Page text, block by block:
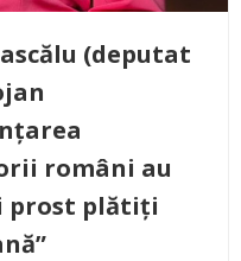
(deputat
români au
prost plătiți